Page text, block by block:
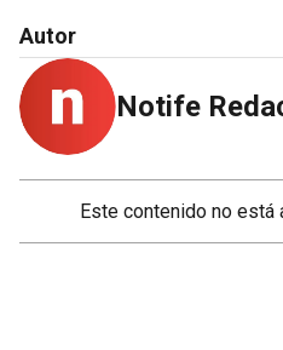
Autor
Notife
Este contenido no está